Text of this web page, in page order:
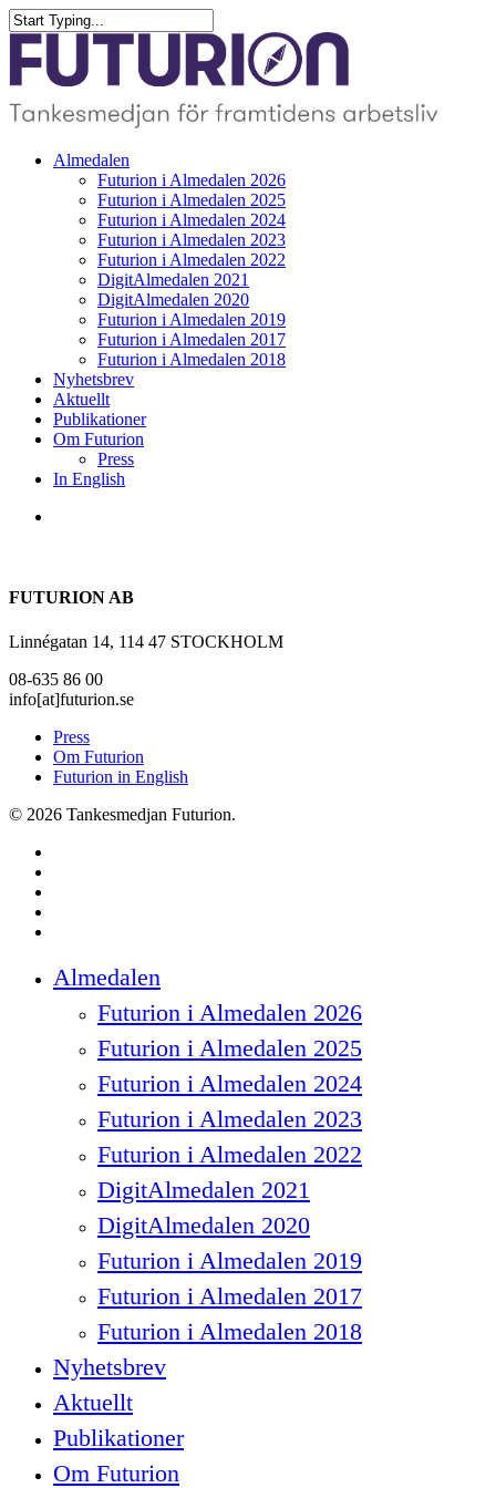
Skip
to
main
content
Close
Search
search
Menu
Almedalen
Futurion i Almedalen 2026
Futurion i Almedalen 2025
Futurion i Almedalen 2024
Futurion i Almedalen 2023
Futurion i Almedalen 2022
DigitAlmedalen 2021
DigitAlmedalen 2020
Futurion i Almedalen 2019
Futurion i Almedalen 2017
Futurion i Almedalen 2018
Nyhetsbrev
Aktuellt
Publikationer
Om Futurion
Press
In English
FUTURION AB
Linnégatan 14, 114 47 STOCKHOLM
08-635 86 00
info[at]futurion.se
Press
Om Futurion
Futurion in English
© 2026 Tankesmedjan Futurion.
Menu
Almedalen
Futurion i Almedalen 2026
Futurion i Almedalen 2025
Futurion i Almedalen 2024
Futurion i Almedalen 2023
Futurion i Almedalen 2022
DigitAlmedalen 2021
DigitAlmedalen 2020
Futurion i Almedalen 2019
Futurion i Almedalen 2017
Futurion i Almedalen 2018
Nyhetsbrev
Aktuellt
Publikationer
Om Futurion